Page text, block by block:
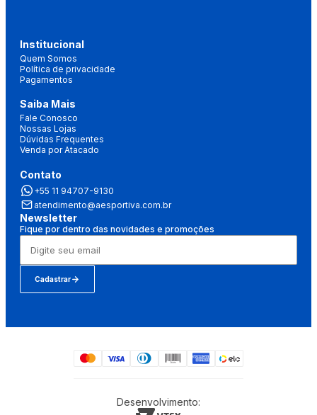
Institucional
Quem Somos
Política de privacidade
Pagamentos
Saiba Mais
Fale Conosco
Nossas Lojas
Dúvidas Frequentes
Venda por Atacado
Contato
+55 11 94707-9130
atendimento@aesportiva.com.br
Newsletter
Fique por dentro das novidades e promoções
Cadastrar
Desenvolvimento: